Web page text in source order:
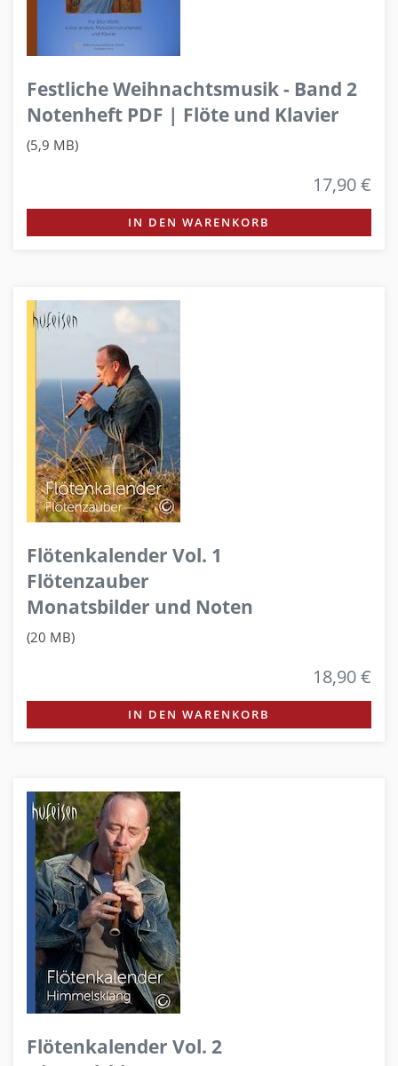
Festliche Weihnachtsmusik - Band 2
Notenheft PDF | Flöte und Klavier
(5,9 MB)
17,90 €
IN DEN WARENKORB
Flötenkalender Vol. 1
Flötenzauber
Monatsbilder und Noten
(20 MB)
18,90 €
IN DEN WARENKORB
Flötenkalender Vol. 2